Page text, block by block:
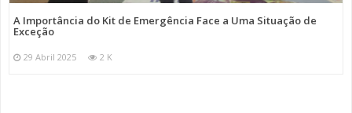
A Importância do Kit de Emergência Face a Uma Situação de
Exceção
29 Abril 2025 2 K